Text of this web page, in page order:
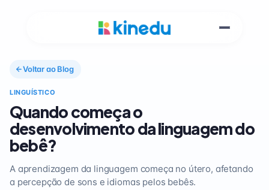
Voltar ao Blog
LINGUÍSTICO
Quando começa o
desenvolvimento da linguagem do
bebê?
A aprendizagem da linguagem começa no útero, afetando
a percepção de sons e idiomas pelos bebês.